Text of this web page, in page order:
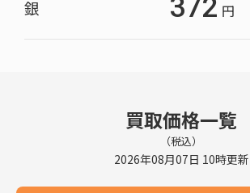
銀 372 円
買取価格一覧
（税込）
2026年08月07日 10時更新